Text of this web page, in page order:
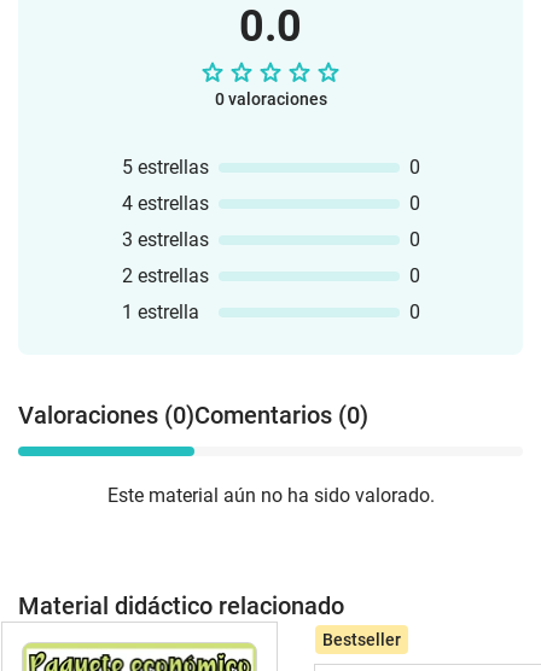
0.0
0 valoraciones
5 estrellas
0
4 estrellas
0
3 estrellas
0
2 estrellas
0
1 estrella
0
Valoraciones (0)Comentarios (0)
Este material aún no ha sido valorado.
Material didáctico relacionado
Bestseller